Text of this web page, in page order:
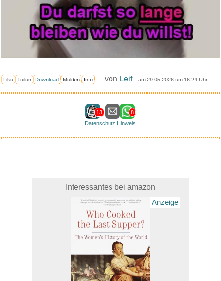
Like Teilen Download Melden Info von Leif am 29.05.2026 um 16:24 Uhr
13
8
Datenschutz Hinweis
Interessantes bei amazon
Anzeige